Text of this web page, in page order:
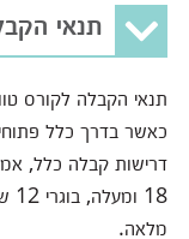
תנאי
תנאי הקבלה לקורס
כאשר בדרך כלל
דרישות קבלה כלל,
מלאה.